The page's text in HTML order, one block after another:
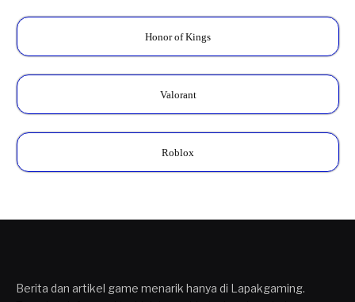
Honor of Kings
Valorant
Roblox
Berita dan artikel game menarik hanya di Lapakgaming.